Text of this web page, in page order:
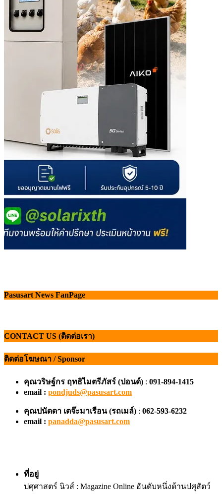
Pasusart News FanPage
CONTACT US (ติดต่อเรา)
ติดต่อโฆษณา / Sponsor
คุณวริษฐ์กร ฤทธิไมตรีภัสร์ (ปอนด์) : 091-894-1415
email : pondjuds@pasusart.com
คุณปนัดดา เตจ๊ะมาเรือน (รถเมล์) : 062-593-6232
email : panadda@pasusart.com
ที่อยู่
ปศุศาสตร์ นิวส์ : Magazine Online อันดับหนึ่งด้านปศุสัตว์